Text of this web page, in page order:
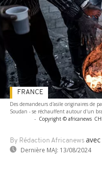
Des demandeurs d'asile originaires de
Soudan - se réchauffent autour d'un
- Copyright © africanews
By Rédaction Africanews avec
Dernière MAJ: 13/08/2024
FRANCE